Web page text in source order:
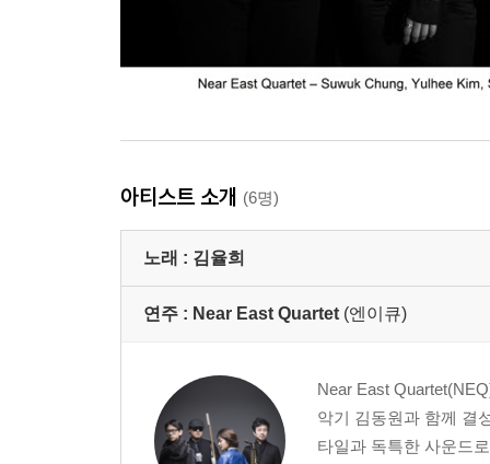
아티스트 소개 (6명)
노래 : 김율희
연주 : Near East Quartet (엔이큐)
Near East
악기 김동원과 함께 결
타일과 독특한 사운드